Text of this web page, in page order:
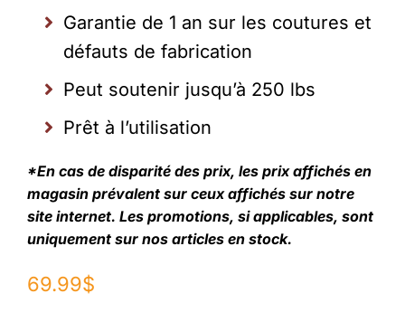
Garantie de 1 an sur les coutures et
défauts de fabrication
Peut soutenir jusqu’à 250 lbs
Prêt à l’utilisation
*En cas de disparité des prix, les prix affichés en
magasin prévalent sur ceux affichés sur notre
site internet. Les promotions, si applicables, sont
uniquement sur nos articles en stock.
69.99$